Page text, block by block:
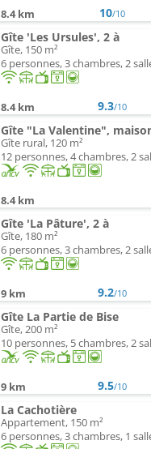
8.4 km 10/10
Gîte 'Les Ursules', 2 à
Gîte, 150 m²
6 personnes, 3 chambres, 2
8.4 km 9.3/10
Gîte "La Valentine",
Gîte rural, 120 m²
12 personnes, 4 chambres, 2
8.4 km
Gîte 'La Pâture', 2 à
Gîte, 180 m²
6 personnes, 3 chambres, 2
9 km 9.2/10
Gîte La Partie de Bise
Gîte, 200 m²
10 personnes, 5 chambres, 2
9 km 9.5/10
La Cachotière
Appartement, 150 m²
6 personnes, 3 chambres, 1